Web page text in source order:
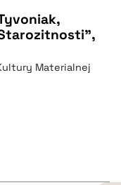
Materialnej